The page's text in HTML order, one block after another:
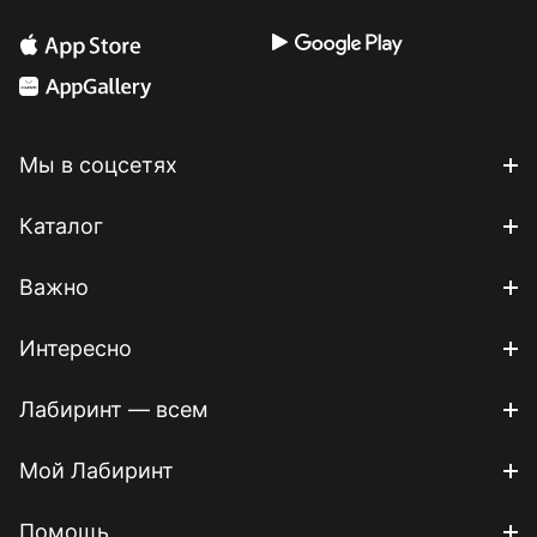
Мы в соцсетях
Каталог
Важно
Интересно
Лабиринт — всем
Мой Лабиринт
Помощь